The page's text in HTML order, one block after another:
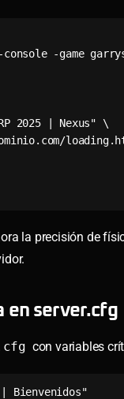
-game
la precisión de
en server.cfg
con variables
| Bienvenidos"